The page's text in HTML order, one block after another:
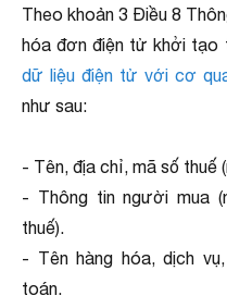
Theo khoản 3 Điều 8
hóa đơn điện tử khởi tạo
dữ liệu điện tử với cơ
như sau:
- Tên, địa chỉ, mã số thuế
- Thông tin người mua
thuế).
- Tên hàng hóa, dịch
toán.